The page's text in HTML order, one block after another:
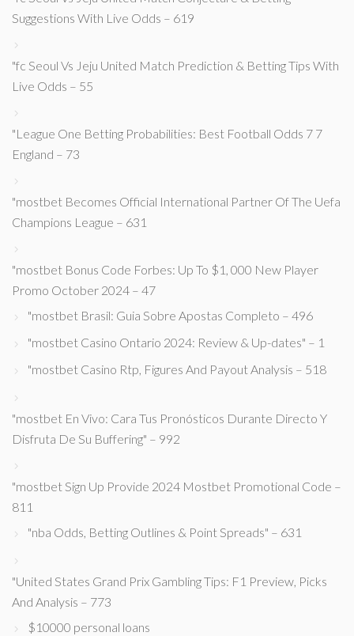
Suggestions With Live Odds – 619
"fc Seoul Vs Jeju United Match Prediction & Betting Tips With
Live Odds – 55
"League One Betting Probabilities: Best Football Odds 7 7
England – 73
"mostbet Becomes Official International Partner Of The Uefa
Champions League – 631
"mostbet Bonus Code Forbes: Up To $1, 000 New Player
Promo October 2024 – 47
"mostbet Brasil: Guia Sobre Apostas Completo – 496
"mostbet Casino Ontario 2024: Review & Up-dates" – 1
"mostbet Casino Rtp, Figures And Payout Analysis – 518
"mostbet En Vivo: Cara Tus Pronósticos Durante Directo Y
Disfruta De Su Buffering" – 992
"mostbet Sign Up Provide 2024 Mostbet Promotional Code –
811
"nba Odds, Betting Outlines & Point Spreads" – 631
"United States Grand Prix Gambling Tips: F1 Preview, Picks
And Analysis – 773
$10000 personal loans